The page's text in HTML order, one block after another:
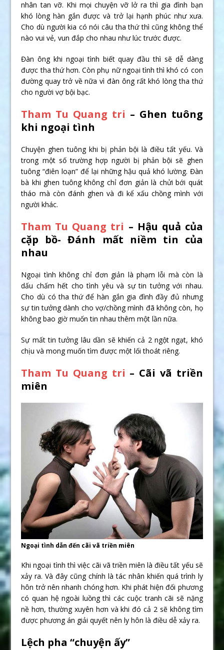
nhân tan vỡ. Khi mọi chuyện vỡ lở ra thì gia đình bạn
khó lòng hàn gắn được và trở lại hạnh phúc như xưa.
Cho dù người kia có nói câu tha thứ thì cũng không thể
nào vui vẻ, vun đắp cho nhau như lúc trước được.
Đàn ông khi ngoại tình biết quay đầu thì sẽ dễ dàng
được tha thứ hơn. Còn phụ nữ ngoại tình thì khó có con
đường quay trở về nữa vì đàn ông rất khó lòng tha thứ
cho người vợ bội bạc.
Tham Tu Quang tri – Ghen tuông
khi ngoại tình
Chuyện ghen tuông khi bị phản bội là điều tất yếu. Và
trong một số trường hợp người bị phản bội sẽ ghen
tuông “điên loạn” để lại những hậu quả khó lường. Đàn
bà khi ghen tuông không chỉ đơn giản là chửi bới quát
tháo mà còn đánh ghen và đi kể xấu chồng mình với
người khác.
Tham Tu Quang tri – Hậu quả của
cặp bồ- Đánh mất niềm tin của
nhau
Ngoại tình không chỉ đơn giản là phạm lỗi mà còn là
dấu chấm hết cho tình yêu và sự tin tưởng với nhau.
Cho dù có tha thứ để hàn gắn gia đình đầy đủ nhưng
sự tin tưởng dành cho vợ/chồng mình đã không còn, họ
không bao giờ muốn tin nhau thêm một lần nữa.
Sự mất tin tưởng lâu dần sẽ khiến cả 2 ngột ngạt, khó
chịu và mong muốn tìm được một lối thoát riêng.
Tham Tu Quang tri – Cãi vã triền
miên
Ngoại tình dẫn đến cãi vã triền miên
Khi ngoại tình thì việc cãi vã triền miên là điều tất yếu sẽ
xảy ra. Và đây cũng chính là tác nhân khiến quá trình ly
hôn trở nên nhanh chóng hơn. Khi phát hiện đối phương
có quan hệ ngoài luồng thì các cuộc tranh cãi sẽ nặng
nề hơn, thường xuyên hơn và khi đó cả 2 sẽ không tìm
được phương án giải quyết nên ly hôn là điều dễ xảy ra.
Lệch pha “chuyện ấy”